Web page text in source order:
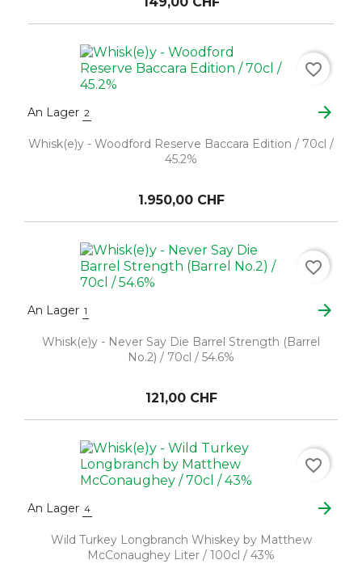
An Lager 2 arrow_forward
Whisk(e)y - Woodford Reserve Baccara Edition / 70cl /
45.2%
1.950,00 CHF
favorite_border
An Lager 1 arrow_forward
Whisk(e)y - Never Say Die Barrel Strength (Barrel
No.2) / 70cl / 54.6%
121,00 CHF
favorite_border
An Lager 4 arrow_forward
Wild Turkey Longbranch Whiskey by Matthew
McConaughey Liter / 100cl / 43%
favorite_border